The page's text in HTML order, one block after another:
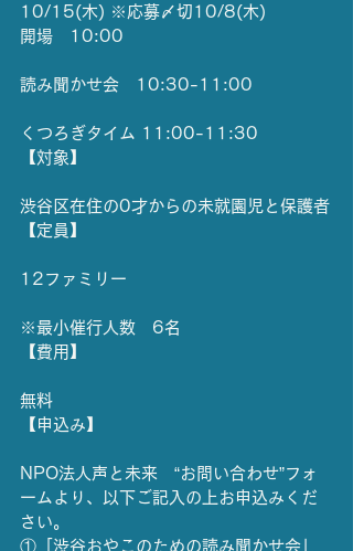
10/15(木) ※応募〆切10/8(木)
開場　10:00
読み聞かせ会　10:30-11:00
くつろぎタイム 11:00-11:30
【対象】
渋谷区在住の0才からの未就園児と保護者
【定員】
12ファミリー
※最小催行人数　6名
【費用】
無料
【申込み】
NPO法人声と未来　“お問い合わせ”フォ
ームより、以下ご記入の上お申込みくだ
さい。
①「渋谷おやこのための読み聞かせ会」